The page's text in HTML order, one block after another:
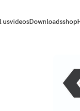
shop
Downloads
videos
us